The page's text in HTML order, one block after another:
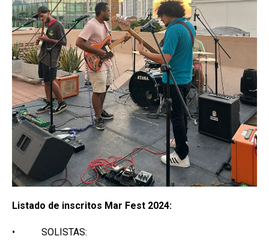
Listado de inscritos Mar Fest 2024:
• SOLISTAS: